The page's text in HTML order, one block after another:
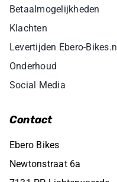
Betaalmogelijkheden
Klachten
Levertijden Ebero-Bikes.nl
Onderhoud
Social Media
Contact
Ebero Bikes
Newtonstraat 6a